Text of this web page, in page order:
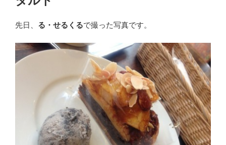
先日、 る・せるくるで撮った写真です。